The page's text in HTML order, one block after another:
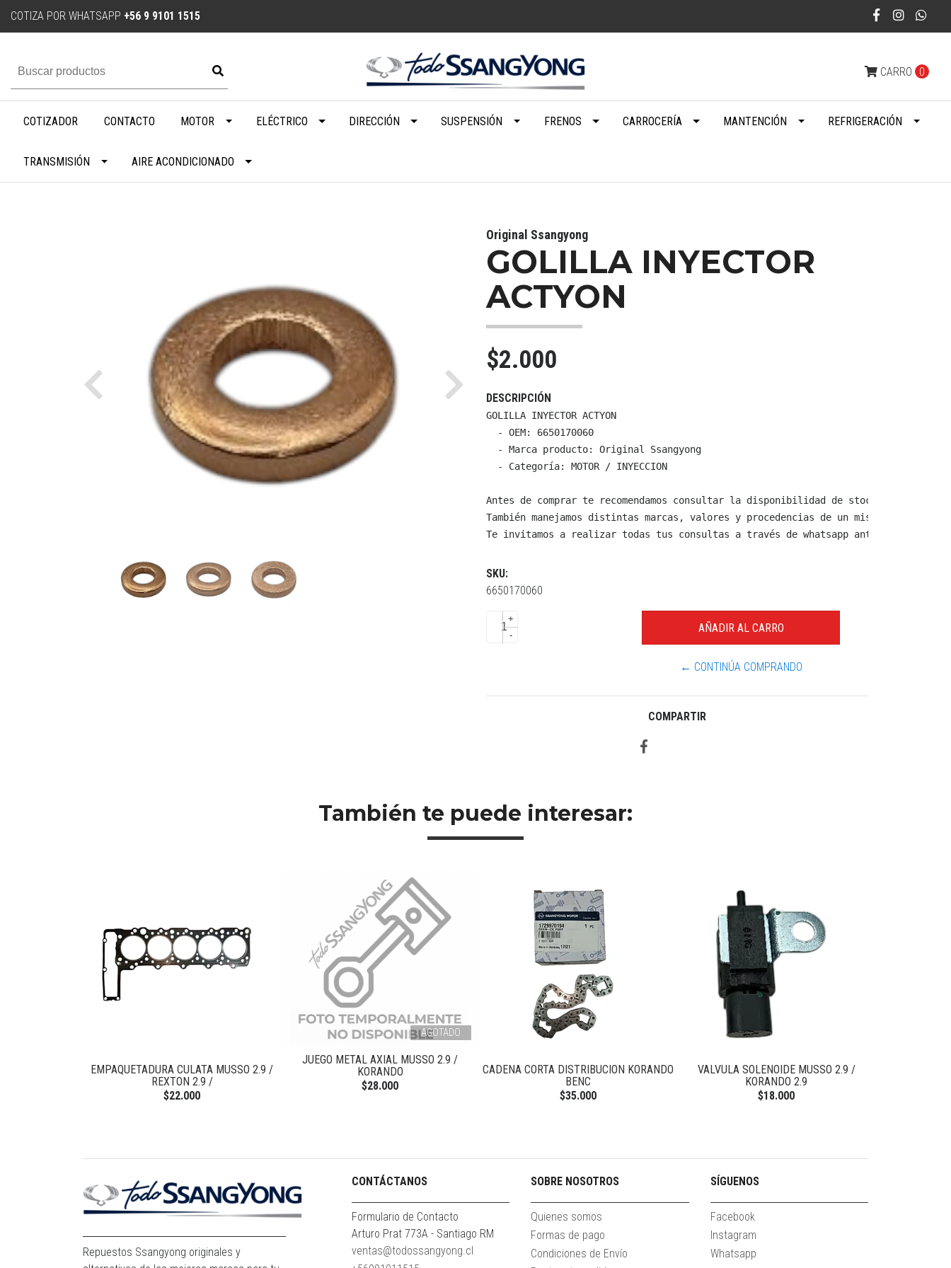
COTIZA POR WHATSAPP +56 9 9101 1515
CARRO 0
COTIZADOR CONTACTO MOTOR ELÉCTRICO DIRECCIÓN SUSPENSIÓN FRENOS CARROCERÍA MANTENCIÓN REFRIGERACIÓN
TRANSMISIÓN AIRE ACONDICIONADO
Previous Next
Original Ssangyong
GOLILLA INYECTOR
ACTYON
$2.000
DESCRIPCIÓN
GOLILLA INYECTOR ACTYON
  - OEM: 6650170060
  - Marca producto: Original Ssangyong
  - Categoría: MOTOR / INYECCION
Antes de comprar te recomendamos consultar la disponibilidad de stock y
También manejamos distintas marcas, valores y procedencias de un mismo producto.
Te invitamos a realizar todas tus consultas a través de whatsapp antes de
SKU:
6650170060
+
-
← CONTINÚA COMPRANDO
COMPARTIR
También te puede interesar:
EMPAQUETADURA CULATA MUSSO 2.9 /
REXTON 2.9 /
$22.000
AGOTADO
JUEGO METAL AXIAL MUSSO 2.9 /
KORANDO
$28.000
CADENA CORTA DISTRIBUCION KORANDO
BENC
$35.000
VALVULA SOLENOIDE MUSSO 2.9 /
KORANDO 2.9
$18.000
Repuestos Ssangyong originales y
CONTÁCTANOS
Formulario de Contacto
Arturo Prat 773A - Santiago RM
ventas@todossangyong.cl
SOBRE NOSOTROS
Quienes somos
Formas de pago
Condiciones de Envío
SÍGUENOS
Facebook
Instagram
Whatsapp